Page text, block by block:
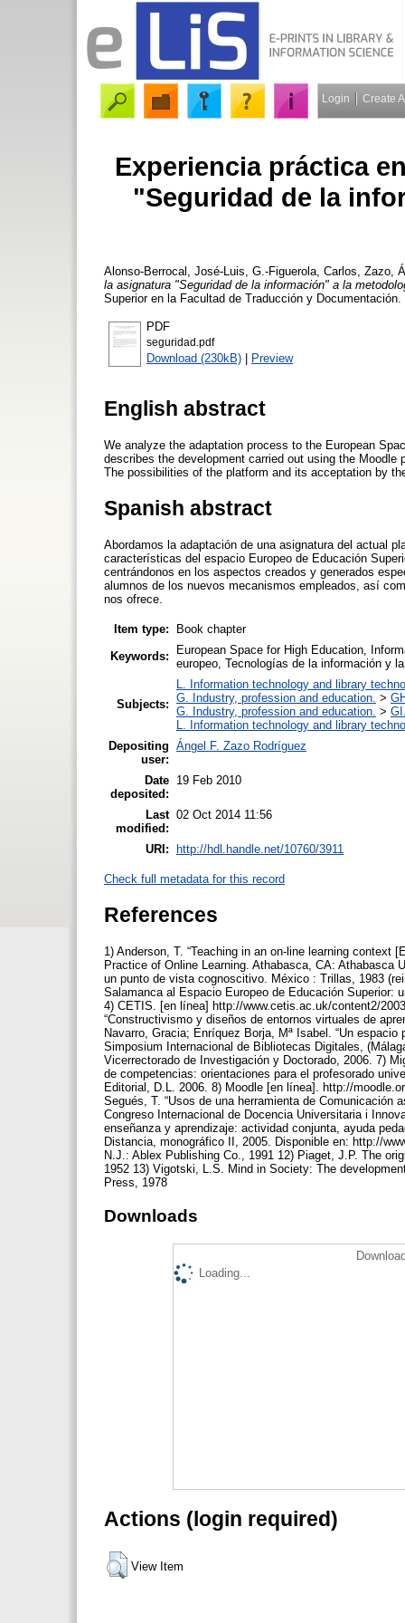
Login Create
Experiencia práctica
"Seguridad de la
Alonso-Berrocal, José-Luis G.-Figuerola, Carlos Zazo,
la asignatura "Seguridad de la información" a la
Superior en la Facultad de Traducción y
PDF
seguridad.pdf
Download (230kB) | Preview
English abstract
We analyze the adaptation process to the European
describes the development carried out using the
The possibilities of the platform and its acceptation by
Spanish abstract
Abordamos la adaptación de una asignatura del actual
características del espacio Europeo de Educación
centrándonos en los aspectos creados y generados
alumnos de los nuevos mecanismos empleados, así
nos ofrece.
Item type:
Book chapter
Keywords:
European Space for High Education,
europeo, Tecnologías de la información y
Subjects:
L. Information technology and library
G. Industry, profession and education. >
G. Industry, profession and education. >
L. Information technology and library
Depositing
user:
Ángel F. Zazo Rodríguez
Date
deposited:
19 Feb 2010
Last
modified:
02 Oct 2014 11:56
URI: http://hdl.handle.net/10760/3911
Check full metadata for this record
References
1) Anderson, T. “Teaching in an on-line learning context
Practice of Online Learning. Athabasca, CA:
un punto de vista cognoscitivo. México : Trillas, 1983
Salamanca al Espacio Europeo de Educación Superior:
4) CETIS. [en línea] http://www.cetis.ac.uk/content2/
“Constructivismo y diseños de entornos virtuales de
Navarro, Gracia; Enríquez Borja, Mª Isabel. “Un
Simposium Internacional de Bibliotecas Digitales,
Vicerrectorado de Investigación y Doctorado, 2006. 7)
de competencias: orientaciones para el profesorado
Editorial, D.L. 2006. 8) Moodle [en línea]. http://
Segués, T. “Usos de una herramienta de
Congreso Internacional de Docencia Universitaria i
enseñanza y aprendizaje: actividad conjunta, ayuda
Distancia, monográfico II, 2005. Disponible en: http://
N.J.: Ablex Publishing Co., 1991 12) Piaget, J.P. The
1952 13) Vigotski, L.S. Mind in Society: The
Press, 1978
Downloads
Loading...
Actions (login required)
View Item